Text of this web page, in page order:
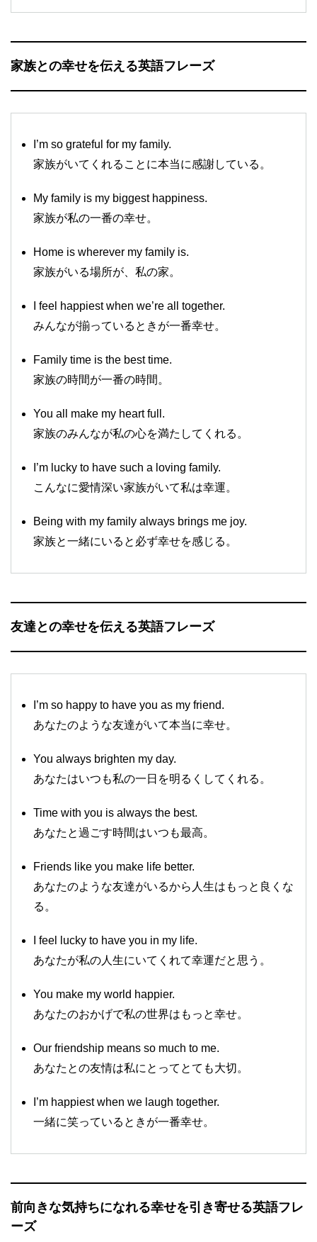
家族との幸せを伝える英語フレーズ
I’m so grateful for my family.
家族がいてくれることに本当に感謝している。
My family is my biggest happiness.
家族が私の一番の幸せ。
Home is wherever my family is.
家族がいる場所が、私の家。
I feel happiest when we’re all together.
みんなが揃っているときが一番幸せ。
Family time is the best time.
家族の時間が一番の時間。
You all make my heart full.
家族のみんなが私の心を満たしてくれる。
I’m lucky to have such a loving family.
こんなに愛情深い家族がいて私は幸運。
Being with my family always brings me joy.
家族と一緒にいると必ず幸せを感じる。
友達との幸せを伝える英語フレーズ
I’m so happy to have you as my friend.
あなたのような友達がいて本当に幸せ。
You always brighten my day.
あなたはいつも私の一日を明るくしてくれる。
Time with you is always the best.
あなたと過ごす時間はいつも最高。
Friends like you make life better.
あなたのような友達がいるから人生はもっと良くな
る。
I feel lucky to have you in my life.
あなたが私の人生にいてくれて幸運だと思う。
You make my world happier.
あなたのおかげで私の世界はもっと幸せ。
Our friendship means so much to me.
あなたとの友情は私にとってとても大切。
I’m happiest when we laugh together.
一緒に笑っているときが一番幸せ。
前向きな気持ちになれる幸せを引き寄せる英語フレ
ーズ